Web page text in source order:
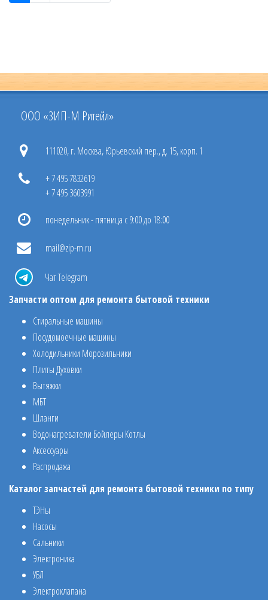
ООО «ЗИП-М Ритейл»
111020, г. Москва, Юрьевский пер., д. 15, корп. 1
+ 7 495 7832619
+ 7 495 3603991
понедельник - пятница с 9:00 до 18:00
mail@zip-m.ru
Чат Telegram
Запчасти оптом для ремонта бытовой техники
Стиральные машины
Посудомоечные машины
Холодильники Морозильники
Плиты Духовки
Вытяжки
МБТ
Шланги
Водонагреватели Бойлеры Котлы
Аксессуары
Распродажа
Каталог запчастей для ремонта бытовой техники по типу
ТЭНы
Насосы
Сальники
Электроника
УБЛ
Электроклапана